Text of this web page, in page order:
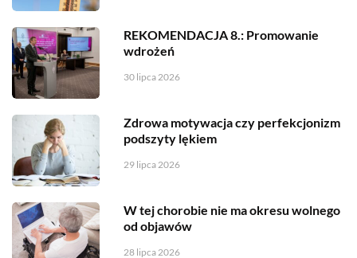
REKOMENDACJA 8.: Promowanie
wdrożeń
30 lipca 2026
Zdrowa motywacja czy perfekcjonizm
podszyty lękiem
29 lipca 2026
W tej chorobie nie ma okresu wolnego
od objawów
28 lipca 2026